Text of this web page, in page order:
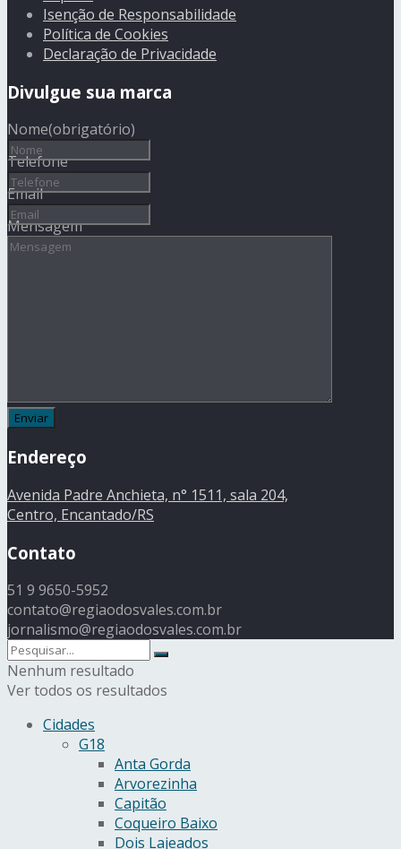
Isenção de Responsabilidade
Política de Cookies
Declaração de Privacidade
Divulgue sua marca
Nome(obrigatório)
Telefone
Email
Mensagem
Endereço
Avenida Padre Anchieta, n° 1511, sala 204,
Centro, Encantado/RS
Contato
51 9 9650-5952
contato@regiaodosvales.com.br
jornalismo@regiaodosvales.com.br
Nenhum resultado
Ver todos os resultados
Cidades
G18
Anta Gorda
Arvorezinha
Capitão
Coqueiro Baixo
Dois Lajeados